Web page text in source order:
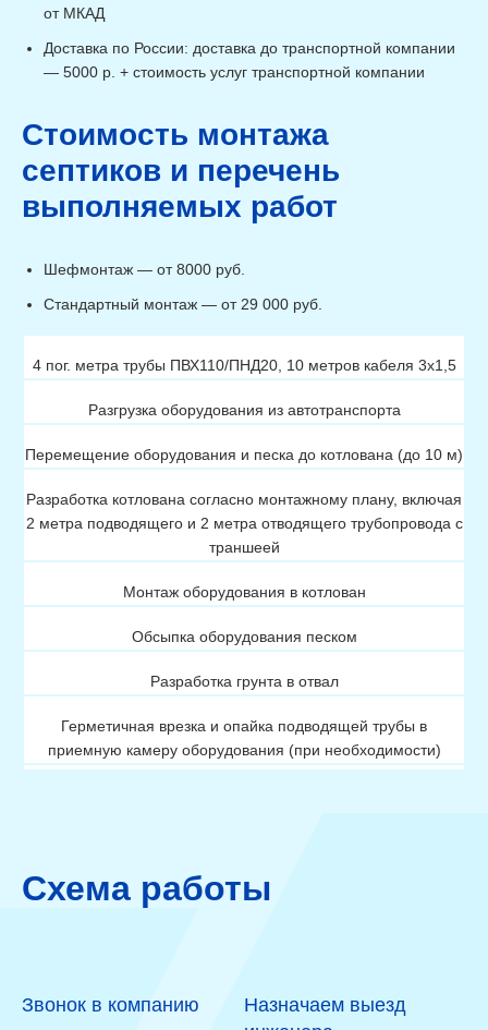
от МКАД
Доставка по России: доставка до транспортной компании
— 5000 р. + стоимость услуг транспортной компании
Стоимость монтажа
септиков и перечень
выполняемых работ
Шефмонтаж — от 8000 руб.
Стандартный монтаж — от 29 000 руб.
4 пог. метра трубы ПВХ110/ПНД20, 10 метров кабеля 3х1,5
Разгрузка оборудования из автотранспорта
Перемещение оборудования и песка до котлована (до 10 м)
Разработка котлована согласно монтажному плану, включая
2 метра подводящего и 2 метра отводящего трубопровода с
траншеей
Монтаж оборудования в котлован
Обсыпка оборудования песком
Разработка грунта в отвал
Герметичная врезка и опайка подводящей трубы в
приемную камеру оборудования (при необходимости)
выброса (при необходимости)
Установка компрессора (при наличии)
Схема работы
Звонок в компанию
Назначаем выезд